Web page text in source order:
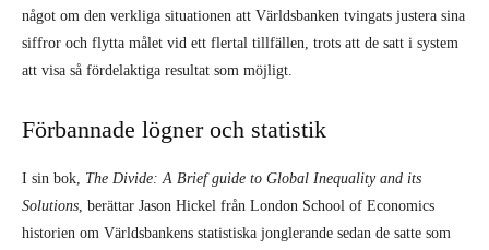
historien om Världsbankens statistiska jonglerande sedan de satte som
mål att först halvera och sedan helt eliminera den extrema fattigdomen
– något han kallar ”The Great Poverty Disappearing Act”.
År 2000 samlades världens ledare i New York för att skriva under FN:s
millenniemål, som tog sikte på att halvera andelen människor som levde
under fattigdomsgränsen (då 1,02 dollar per dag). Inte långt senare
tillkännagav Världsbanken i sin årliga rapport att antalet människor som
levde på mindre än 1,02 dollar om dagen faktiskt ökade och hade stigit